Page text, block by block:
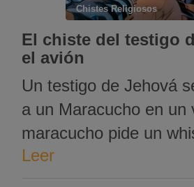
Chistes Religiosos
El chiste del testigo
el avión
Un testigo de Jehová
a un Maracucho en un
maracucho pide un
soda. la azafata le
Leer